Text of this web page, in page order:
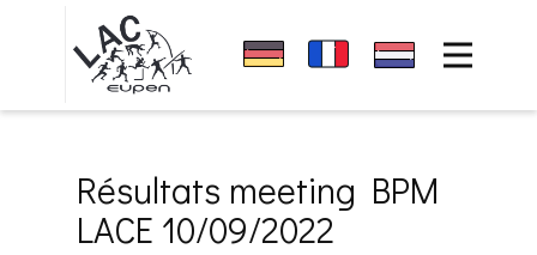
Accueil
News
club
Résultats meeting BPM
LACE 10/09/2022